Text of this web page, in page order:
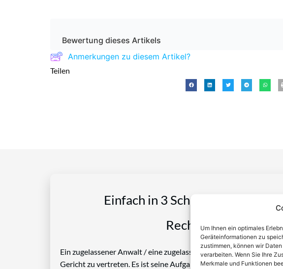
Um Ihnen ein optimales
Geräteinformationen zu
zustimmen, können wir
verarbeiten. Wenn Sie Ihre
Merkmale und Funktionen
Bewertung dieses Artikels
Anmerkungen zu diesem Artikel?
Teilen
Einfach in 3 Schritten einen
Rechtsproblem
Ein zugelassener Anwalt / eine zugelassen Anwältin ist dafür da,
Gericht zu vertreten. Es ist seine Aufgabe, Dienstleistungen im